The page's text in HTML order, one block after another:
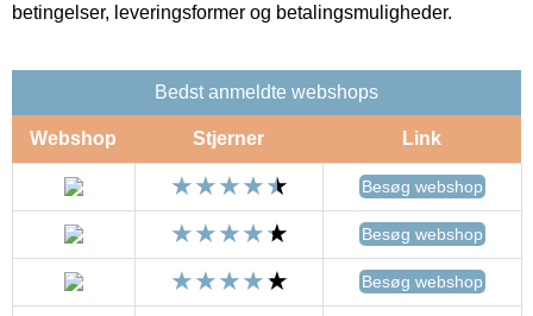
betingelser, leveringsformer og betalingsmuligheder.
Bedst anmeldte webshops
Webshop Stjerner Link
Besøg webshop
Besøg webshop
Besøg webshop